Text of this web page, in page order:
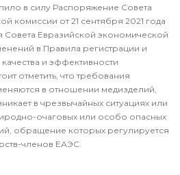
в силу Распоряжение Совета
комиссии от 21 сентября 2021 года
Евразийской экономической
в Правила регистрации и
и эффективности
отметить, что требования
в отношении медизделий,
в чрезвычайных ситуациях или
очаговых или особо опасных
обращение которых регулируется
членов ЕАЭС.